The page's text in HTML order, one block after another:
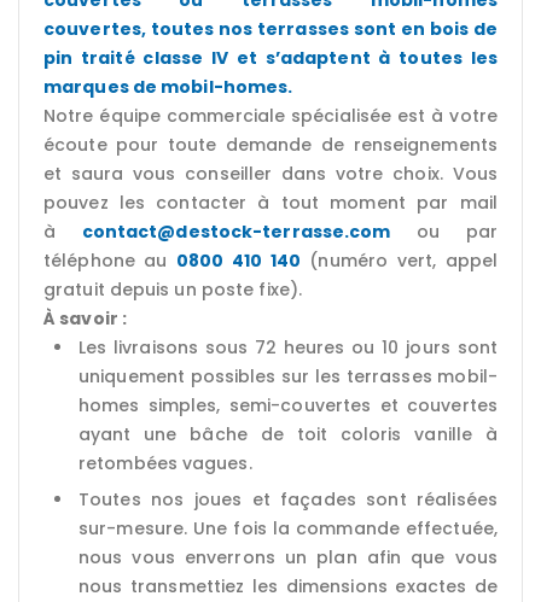
couvertes, toutes nos terrasses sont en bois de
pin traité classe IV et s’adaptent à toutes les
marques de mobil-homes.
Notre équipe commerciale spécialisée est à votre
écoute pour toute demande de renseignements
et saura vous conseiller dans votre choix. Vous
pouvez les contacter à tout moment par mail
à contact@destock-terrasse.com ou par
téléphone au 0800 410 140 (numéro vert, appel
gratuit depuis un poste fixe).
À savoir :
Les livraisons sous 72 heures ou 10 jours sont
uniquement possibles sur les terrasses mobil-
homes simples, semi-couvertes et couvertes
ayant une bâche de toit coloris vanille à
retombées vagues.
Toutes nos joues et façades sont réalisées
sur-mesure. Une fois la commande effectuée,
nous vous enverrons un plan afin que vous
nous transmettiez les dimensions exactes de